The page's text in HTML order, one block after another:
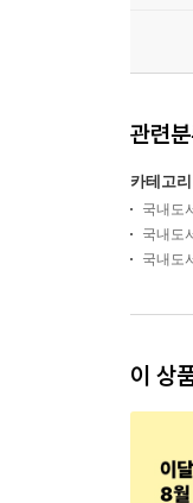
관련
카테고
국내도
국내도
국내도
이 상